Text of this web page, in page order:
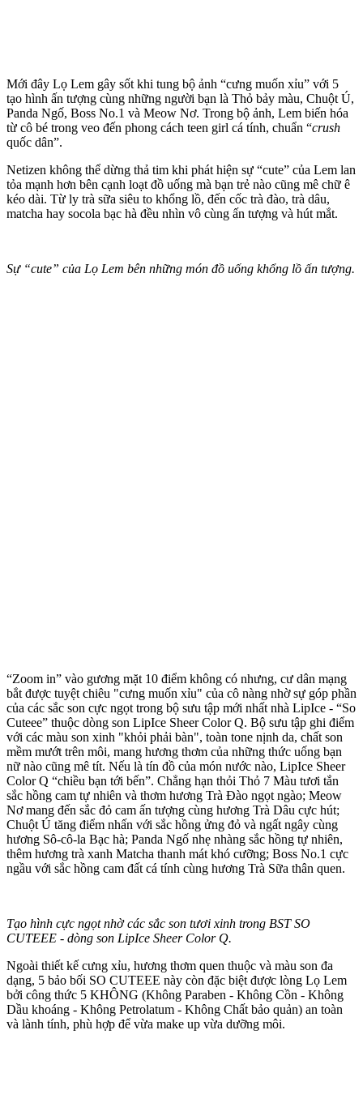
Mới đây Lọ Lem gây sốt khi tung bộ ảnh “cưng muốn xỉu” với 5
tạo hình ấn tượng cùng những người bạn là Thỏ bảy màu, Chuột Ú,
Panda Ngố, Boss No.1 và Meow Nơ. Trong bộ ảnh, Lem biến hóa
từ cô bé trong veo đến phong cách teen girl cá tính, chuẩn “crush
quốc dân”.
Netizen không thể dừng thả tim khi phát hiện sự “cute” của Lem lan
tỏa mạnh hơn bên cạnh loạt đồ uống mà bạn trẻ nào cũng mê chữ ê
kéo dài. Từ ly trà sữa siêu to khổng lồ, đến cốc trà đào, trà dâu,
matcha hay socola bạc hà đều nhìn vô cùng ấn tượng và hút mắt.
Sự “cute” của Lọ Lem bên những món đồ uống khổng lồ ấn tượng.
“Zoom in” vào gương mặt 10 điểm không có nhưng, cư dân mạng
bắt được tuyệt chiêu "cưng muốn xỉu" của cô nàng nhờ sự góp phần
của các sắc son cực ngọt trong bộ sưu tập mới nhất nhà LipIce - “So
Cuteee” thuộc dòng son LipIce Sheer Color Q. Bộ sưu tập ghi điểm
với các màu son xinh "khỏi phải bàn", toàn tone nịnh da, chất son
mềm mướt trên môi, mang hương thơm của những thức uống bạn
nữ nào cũng mê tít. Nếu là tín đồ của món nước nào, LipIce Sheer
Color Q “chiều bạn tới bến”. Chẳng hạn thỏi Thỏ 7 Màu tươi tắn
sắc hồng cam tự nhiên và thơm hương Trà Đào ngọt ngào; Meow
Nơ mang đến sắc đỏ cam ấn tượng cùng hương Trà Dâu cực hút;
Chuột Ú tăng điểm nhấn với sắc hồng ửng đỏ và ngất ngây cùng
hương Sô-cô-la Bạc hà; Panda Ngố nhẹ nhàng sắc hồng tự nhiên,
thêm hương trà xanh Matcha thanh mát khó cưỡng; Boss No.1 cực
ngầu với sắc hồng cam đất cá tính cùng hương Trà Sữa thân quen.
Tạo hình cực ngọt nhờ các sắc son tươi xinh trong BST SO
CUTEEE - dòng son LipIce Sheer Color Q.
Ngoài thiết kế cưng xỉu, hương thơm quen thuộc và màu son đa
dạng, 5 bảo bối SO CUTEEE này còn đặc biệt được lòng Lọ Lem
bởi công thức 5 KHÔNG (Không Paraben - Không Cồn - Không
Dầu khoáng - Không Petrolatum - Không Chất bảo quản) an toàn
và lành tính, phù hợp để vừa make up vừa dưỡng môi.